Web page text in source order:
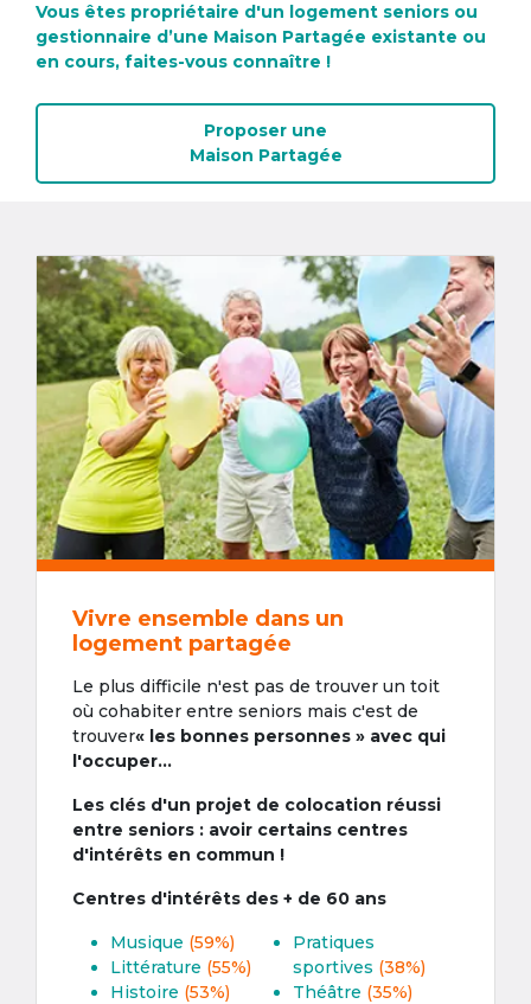
Vous êtes propriétaire d'un logement seniors ou
gestionnaire d’une Maison Partagée existante ou
en cours, faites-vous connaître !
Proposer une
Maison Partagée
Vivre ensemble dans un
logement partagée
Le plus difficile n'est pas de trouver un toit
où cohabiter entre seniors mais c'est de
trouver« les bonnes personnes » avec qui
l'occuper...
Les clés d'un projet de colocation réussi
entre seniors : avoir certains centres
d'intérêts en commun !
Centres d'intérêts des + de 60 ans
Musique (59%)
Littérature (55%)
Histoire (53%)
Pratiques
sportives (38%)
Théâtre (35%)